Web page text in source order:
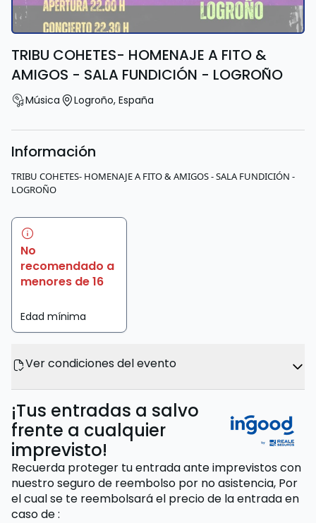
TRIBU COHETES- HOMENAJE A FITO &
AMIGOS - SALA FUNDICIÓN - LOGROÑO
Música Logroño, España
Información
TRIBU COHETES- HOMENAJE A FITO & AMIGOS - SALA FUNDICIÓN -
LOGROÑO
No
recomendado a
menores de 16
Edad mínima
Ver condiciones del evento
¡Tus entradas a salvo
frente a cualquier
imprevisto!
Recuerda proteger tu entrada ante imprevistos con
nuestro seguro de reembolso por no asistencia, Por
el cual se te reembolsará el precio de la entradaen
caso de: